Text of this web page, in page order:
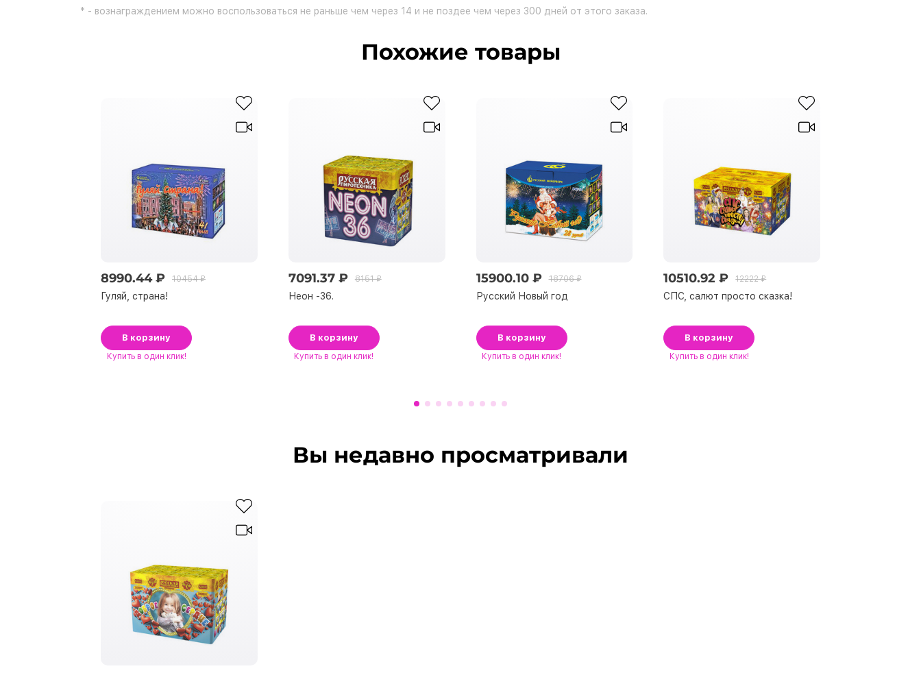
* - вознаграждением можно воспользоваться не раньше чем через 14 и не поздее чем через 300 дней от этого заказа.
Похожие товары
8990.44 ₽ 10454 ₽
Гуляй, страна!
В корзину
Купить в один клик!
7091.37 ₽ 8151 ₽
Неон -36.
В корзину
Купитьв один клик!
15900.10 ₽ 18706 ₽
Русский Новый год
В корзину
Купить в один клик!
10510.92 ₽ 12222 ₽
СПС, салют просто сказка!
В корзину
Купить в один клик!
Вы недавно просматривали